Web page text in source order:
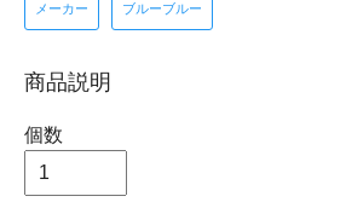
メーカー ブルーブルー
商品説明
個数